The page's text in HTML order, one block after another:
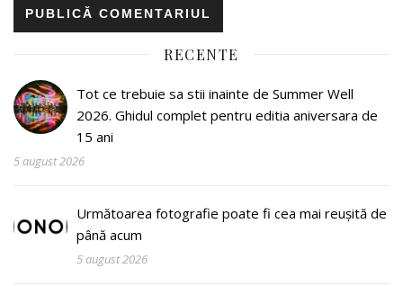
RECENTE
Tot ce trebuie sa stii inainte de Summer Well
2026. Ghidul complet pentru editia aniversara de
15 ani
5 august 2026
Următoarea fotografie poate fi cea mai reușită de
până acum
5 august 2026